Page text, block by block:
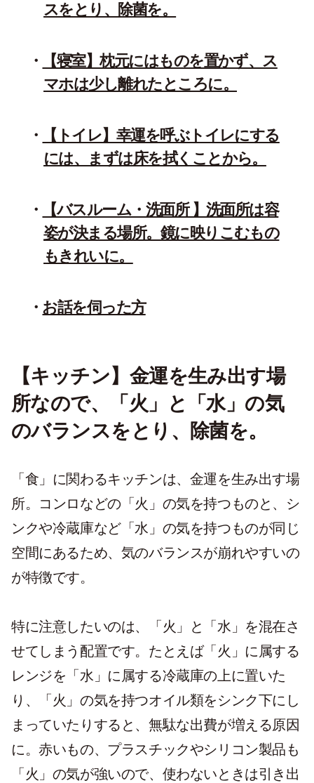
スをとり、除菌を。
【寝室】枕元にはものを置かず、ス
マホは少し離れたところに。
【トイレ】幸運を呼ぶトイレにする
には、まずは床を拭くことから。
【バスルーム・洗面所 】洗面所は容
姿が決まる場所。鏡に映りこむもの
もきれいに。
お話を伺った方
【キッチン】金運を生み出す場
所なので、「火」と「水」の気
のバランスをとり、除菌を。
「食」に関わるキッチンは、金運を生み出す場
所。コンロなどの「火」の気を持つものと、シ
ンクや冷蔵庫など「水」の気を持つものが同じ
空間にあるため、気のバランスが崩れやすいの
が特徴です。
特に注意したいのは、「火」と「水」を混在さ
せてしまう配置です。たとえば「火」に属する
レンジを「水」に属する冷蔵庫の上に置いた
り、「火」の気を持つオイル類をシンク下にし
まっていたりすると、無駄な出費が増える原因
に。赤いもの、プラスチックやシリコン製品も
「火」の気が強いので、使わないときは引き出